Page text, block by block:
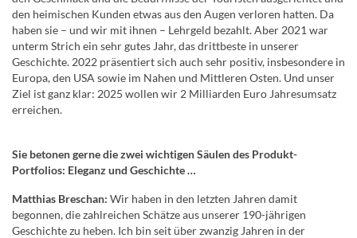
den heimischen Kunden etwas aus den Augen verloren hatten. Da
haben sie – und wir mit ihnen – Lehrgeld bezahlt. Aber 2021 war
unterm Strich ein sehr gutes Jahr, das drittbeste in unserer
Geschichte. 2022 präsentiert sich auch sehr positiv, insbesondere in
Europa, den USA sowie im Nahen und Mittleren Osten. Und unser
Ziel ist ganz klar: 2025 wollen wir 2 Milliarden Euro Jahresumsatz
erreichen.
Sie betonen gerne die zwei wichtigen Säulen des Produkt-
Portfolios: Eleganz und Geschichte …
Matthias Breschan: Wir haben in den letzten Jahren damit
begonnen, die zahlreichen Schätze aus unserer 190-jährigen
Geschichte zu heben. Ich bin seit über zwanzig Jahren in der